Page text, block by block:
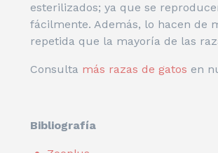
esterilizados; ya que se
fácilmente. Además, lo hacen de
repetida que la mayoría de las
Consulta más razas de gatos en
Bibliografía